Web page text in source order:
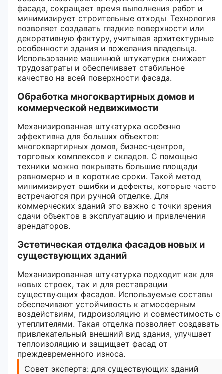
фасада, сокращает время выполнения работ и
минимизирует строительные отходы. Технология
позволяет создавать гладкие поверхности или
декоративную фактуру, учитывая архитектурные
особенности здания и пожелания владельца.
Использование машинной штукатурки снижает
трудозатраты и обеспечивает стабильное
качество на всей поверхности фасада.
Обработка многоквартирных домов и
коммерческой недвижимости
Механизированная штукатурка особенно
эффективна для больших объектов:
многоквартирных домов, бизнес-центров,
торговых комплексов и складов. С помощью
техники можно покрывать большие площади
равномерно и в короткие сроки. Такой метод
минимизирует ошибки и дефекты, которые часто
встречаются при ручной отделке. Для
коммерческих зданий это важно с точки зрения
сдачи объектов в эксплуатацию и привлечения
арендаторов.
Эстетическая отделка фасадов новых и
существующих зданий
Механизированная штукатурка подходит как для
новых строек, так и для реставрации
существующих фасадов. Используемые составы
обеспечивают устойчивость к атмосферным
воздействиям, гидроизоляцию и совместимость с
утеплителями. Такая отделка позволяет создавать
привлекательный внешний вид здания, улучшает
теплоизоляцию и защищает фасад от
преждевременного износа.
Совет эксперта: для существующих зданий